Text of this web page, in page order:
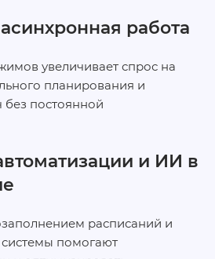
работа
увеличивает спрос на
планирования и
без постоянной
и ИИ в
расписаний и
помогают